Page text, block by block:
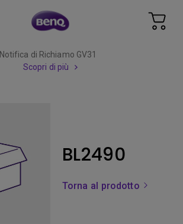
Notifica di Richiamo GV31
Scopri di più
BL2490
Torna al prodotto